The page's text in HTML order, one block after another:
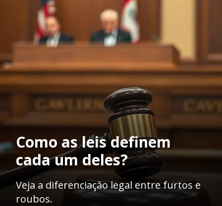
Como as leis definem
cada um deles?
Veja a diferenciação legal entre furtos e
roubos.